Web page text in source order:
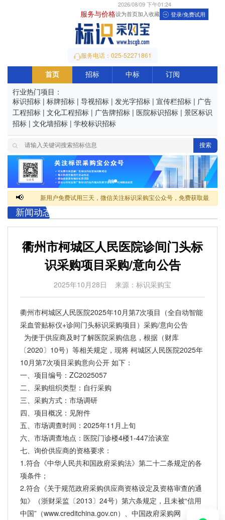
2026/08/09 下午01:24
服务与价格设为首页加入收藏 登录/免费试用
服务电话：025-52271861
首页 招标 中标 订阅
行业热门项目：
标识招标
标牌招标 导视招标 发光字招标 宣传栏招标
广告
工程招标
文化工程招标 广告牌招标 医院标识招标
景区标识
招标
文化墙招标 学校标识招标
搜索
📢 新用户免费试用三天，微信关注标识采购宝公众号，免费获取最新招
新闻动态
衢州市柯城区人民医院诊间门头标
识采购项目采购/意向公告
2025年10月28日 来源：标识采购宝
衢州市柯城区人民医院2025年10月第7次项目（全自动智能
采血管贴标仪+诊间门头标识采购项目）采购/意向公告
为便于供应商及时了解医院采购信息，根据（财库
〔2020〕10号）等相关规定，现将 柯城区人民医院2025年
10月第7次项目采购意向公开 如下：
一、项目编号：ZC2025057
二、采购组织类型：自行采购
三、采购方式：市场调研
四、项目概况：见附件
五、市场调查时间：2025年11月上旬
六、市场调查地点：医院门诊楼4楼1-447洽谈室
七、询价供应商的资格要求：
1.符合《中华人民共和国政府采购法》第二十二条规定的各
项条件；
2.符合《关于规范政府采购供应商资格设定及资格审查的通
知》（浙财采监〔2013〕24号）第六条规定，且未被“信用
中国”（www.creditchina.gov.cn）、中国政府采购网